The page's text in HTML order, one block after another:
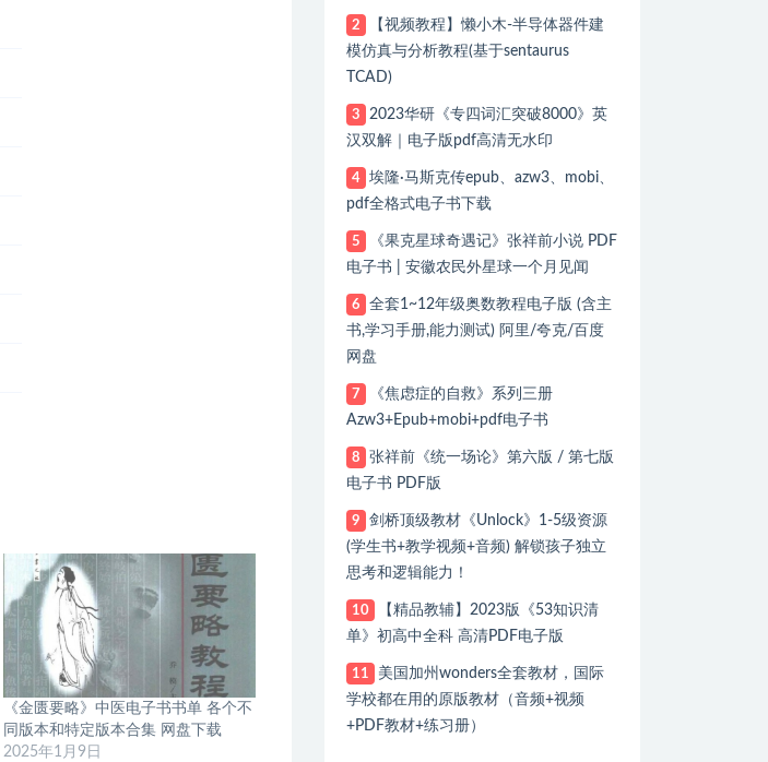
《金匮要略》中医电子书书单 各个不
同版本和特定版本合集 网盘下载
2025年1月9日
2
【视频教程】懒小木-半导体器件建
模仿真与分析教程(基于sentaurus
TCAD)
3
2023华研《专四词汇突破8000》英
汉双解｜电子版pdf高清无水印
4
埃隆·马斯克传epub、azw3、mobi、
pdf全格式电子书下载
5
《果克星球奇遇记》张祥前小说 PDF
电子书 | 安徽农民外星球一个月见闻
6
全套1~12年级奥数教程电子版 (含主
书,学习手册,能力测试) 阿里/夸克/百度
网盘
7
《焦虑症的自救》系列三册
Azw3+Epub+mobi+pdf电子书
8
张祥前《统一场论》第六版 / 第七版
电子书 PDF版
9
剑桥顶级教材《Unlock》1-5级资源
(学生书+教学视频+音频) 解锁孩子独立
思考和逻辑能力！
10
【精品教辅】2023版《53知识清
单》初高中全科 高清PDF电子版
11
美国加州wonders全套教材，国际
学校都在用的原版教材（音频+视频
+PDF教材+练习册）